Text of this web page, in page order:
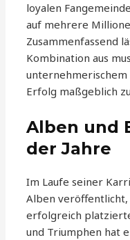
loyalen
auf mehrere
Zusammenfassend
Kombination aus
unternehmerischem
Erfolg maßgeblich
Alben und
der Jahre
Im Laufe seiner
Alben veröffentlicht,
erfolgreich
und Triumphen hat